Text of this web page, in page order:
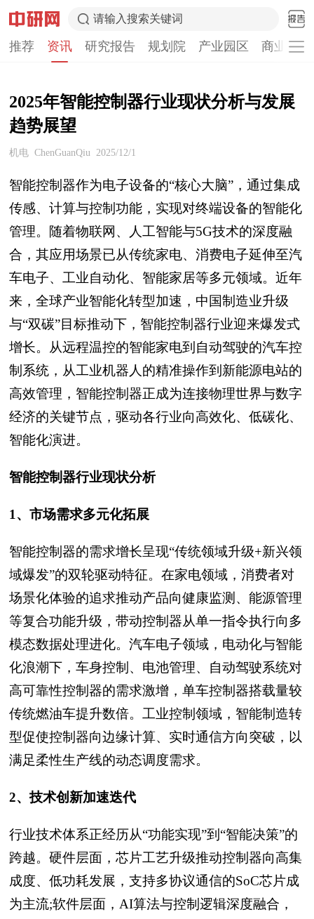
请输入搜索关键词
推荐 资讯 研究报告 规划院 产业园区 商业计
2025年智能控制器行业现状分析与发展
趋势展望
机电 ChenGuanQiu 2025/12/1
智能控制器作为电子设备的“核心大脑”，通过集成
传感、计算与控制功能，实现对终端设备的智能化
管理。随着物联网、人工智能与5G技术的深度融
合，其应用场景已从传统家电、消费电子延伸至汽
车电子、工业自动化、智能家居等多元领域。近年
来，全球产业智能化转型加速，中国制造业升级
与“双碳”目标推动下，智能控制器行业迎来爆发式
增长。从远程温控的智能家电到自动驾驶的汽车控
制系统，从工业机器人的精准操作到新能源电站的
高效管理，智能控制器正成为连接物理世界与数字
经济的关键节点，驱动各行业向高效化、低碳化、
智能化演进。
智能控制器行业现状分析
1、市场需求多元化拓展
智能控制器的需求增长呈现“传统领域升级+新兴领
域爆发”的双轮驱动特征。在家电领域，消费者对
场景化体验的追求推动产品向健康监测、能源管理
等复合功能升级，带动控制器从单一指令执行向多
模态数据处理进化。汽车电子领域，电动化与智能
化浪潮下，车身控制、电池管理、自动驾驶系统对
高可靠性控制器的需求激增，单车控制器搭载量较
传统燃油车提升数倍。工业控制领域，智能制造转
型促使控制器向边缘计算、实时通信方向突破，以
满足柔性生产线的动态调度需求。
2、技术创新加速迭代
行业技术体系正经历从“功能实现”到“智能决策”的
跨越。硬件层面，芯片工艺升级推动控制器向高集
成度、低功耗发展，支持多协议通信的SoC芯片成
为主流;软件层面，AI算法与控制逻辑深度融合，